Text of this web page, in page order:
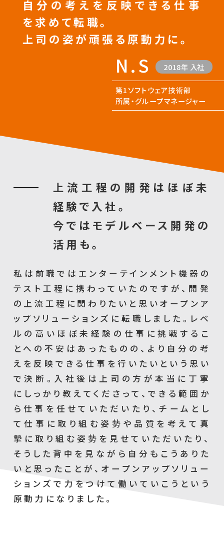
自分の考えを反映できる仕事
を求めて転職。
上司の姿が頑張る原動力に。
N.S 2018年 入社
第1ソフトウェア技術部
所属・グループマネージャー
上流工程の開発はほぼ未
経験で入社。
今ではモデルベース開発の
活用も。
私は前職ではエンターテインメント機器の
テスト工程に携わっていたのですが、開発
の上流工程に関わりたいと思いオープンア
ップソリューションズに転職しました。レベ
ルの高いほぼ未経験の仕事に挑戦するこ
とへの不安はあったものの、より自分の考
えを反映できる仕事を行いたいという思い
で決断。入社後は上司の方が本当に丁寧
にしっかり教えてくださって、できる範囲か
ら仕事を任せていただいたり、チームとし
て仕事に取り組む姿勢や品質を考えて真
摯に取り組む姿勢を見せていただいたり、
そうした背中を見ながら自分もこうありた
いと思ったことが、オープンアップソリュー
ションズで力をつけて働いていこうという
原動力になりました。